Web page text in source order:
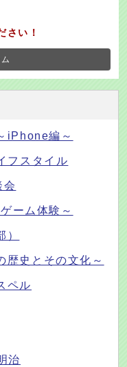
さい！
iPhone編～
フスタイル
会
ーム体験～
）
歴史とその文化～
ペル
治